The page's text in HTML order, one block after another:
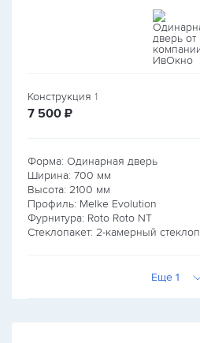
Конструкция 1
7 500 руб.
₽
Форма: Одинарная дверь
Ширина: 700 мм
Высота: 2100 мм
Профиль: Melke Evolution
Фурнитура: Roto Roto NT
Стеклопакет: 2-камерный
Еще 1